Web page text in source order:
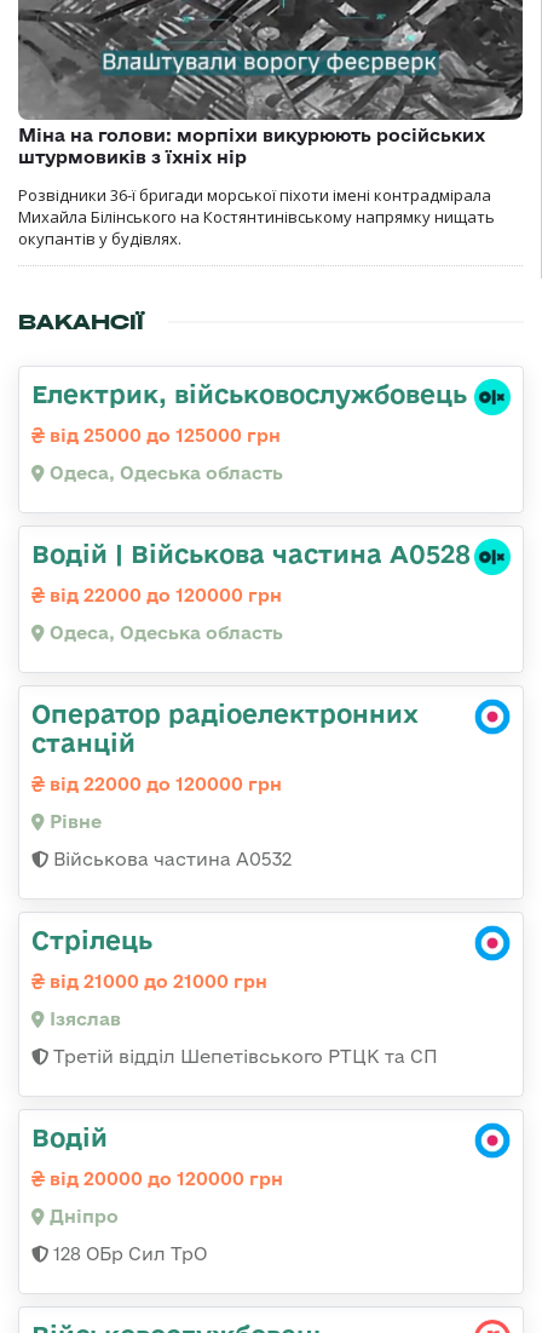
Міна на голови: морпіхи викурюють російських
штурмовиків з їхніх нір
Розвідники 36-ї бригади морської піхоти імені контрадмірала
Михайла Білінського на Костянтинівському напрямку нищать
окупантів у будівлях.
ВАКАНСІЇ
Електрик, військовослужбовець
від 25000 до 125000 грн
Одеса, Одеська область
Водій | Військова частина А0528
від 22000 до 120000 грн
Одеса, Одеська область
Оператор радіоелектронних
станцій
від 22000 до 120000 грн
Рівне
Військова частина А0532
Стрілець
від 21000 до 21000 грн
Ізяслав
Третій відділ Шепетівського РТЦК та СП
Водій
від 20000 до 120000 грн
Дніпро
128 ОБр Сил ТрО